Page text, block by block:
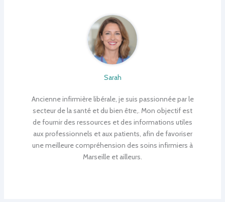
Sarah
Ancienne infirmière libérale, je suis passionnée par le
secteur de la santé et du bien être,. Mon objectif est
de fournir des ressources et des informations utiles
aux professionnels et aux patients, afin de favoriser
une meilleure compréhension des soins infirmiers à
Marseille et ailleurs.